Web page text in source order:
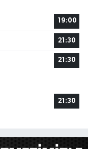
19:00
21:30
21:30
21:30